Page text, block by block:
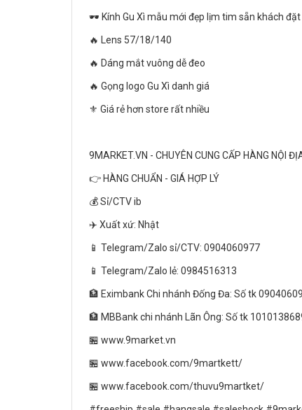
🕶 Kính Gu Xì mẫu mới đẹp lịm tim sẵn khách
🔥 Lens 57/18/140
🔥 Dáng mắt vuông dễ đeo
🔥 Gọng logo Gu Xì danh giá
⚜️ Giá rẻ hơn store rất nhiều
9MARKET.VN - CHUYÊN CUNG CẤP HÀNG NỘI
👉 HÀNG CHUẨN - GIÁ HỢP LÝ
💰 Sỉ/CTV ib
✈️ Xuất xứ: Nhật
📱 Telegram/Zalo sỉ/CTV: 0904060977
📱 Telegram/Zalo lẻ: 0984516313
🏦 Eximbank Chi nhánh Đống Đa: Số tk
🏦 MBBank chi nhánh Lãn Ông: Số tk
🏪 www.9market.vn
🏪 www.facebook.com/9martkett/
🏪 www.facebook.com/thuvu9martket/